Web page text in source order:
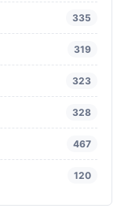
335
319
323
328
467
120